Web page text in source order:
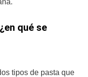
qué se
tipos de pasta que